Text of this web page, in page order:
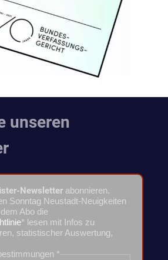
unseren
Newsletter abonnieren.
Sonntag Neustadt-Neuigkeiten
Abo die
* lesen mit Infos zu
statistischer Auswertung,
*